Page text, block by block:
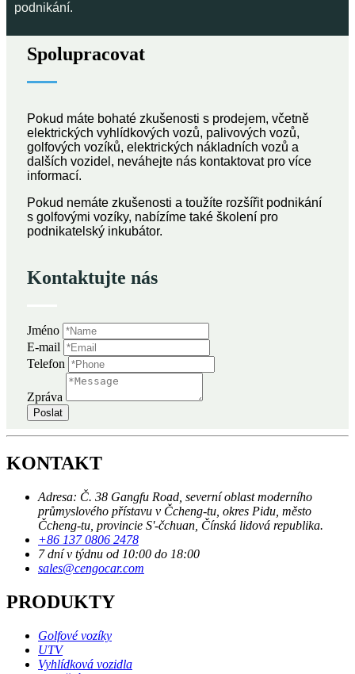
podnikání.
Spolupracovat
Pokud máte bohaté zkušenosti s prodejem, včetně
elektrických vyhlídkových vozů, palivových vozů,
golfových vozíků, elektrických nákladních vozů a
dalších vozidel, neváhejte nás kontaktovat pro více
informací.
Pokud nemáte zkušenosti a toužíte rozšířit podnikání
s golfovými vozíky, nabízíme také školení pro
podnikatelský inkubátor.
Kontaktujte nás
Jméno
E-mail
Telefon
Zpráva
Poslat
KONTAKT
Adresa: Č. 38 Gangfu Road, severní oblast moderního
průmyslového přístavu v Čcheng-tu, okres Pidu, město
Čcheng-tu, provincie S'-čchuan, Čínská lidová republika.
+86 137 0806 2478
7 dní v týdnu od 10:00 do 18:00
sales@cengocar.com
PRODUKTY
Golfové vozíky
UTV
Vyhlídková vozidla